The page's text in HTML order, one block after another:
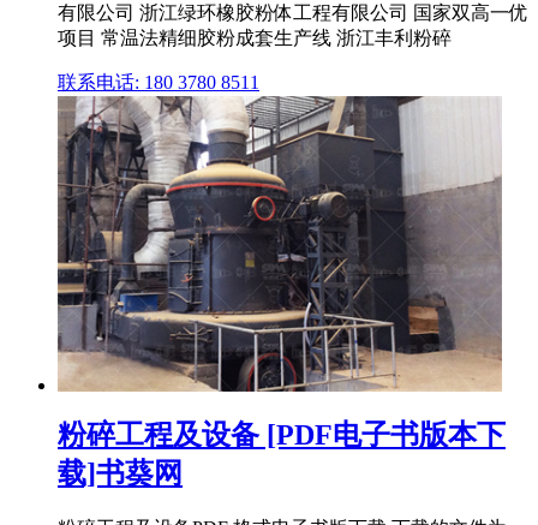
有限公司 浙江绿环橡胶粉体工程有限公司 国家双高一优
项目 常温法精细胶粉成套生产线 浙江丰利粉碎
联系电话: 180 3780 8511
粉碎工程及设备 [PDF电子书版本下
载]书葵网